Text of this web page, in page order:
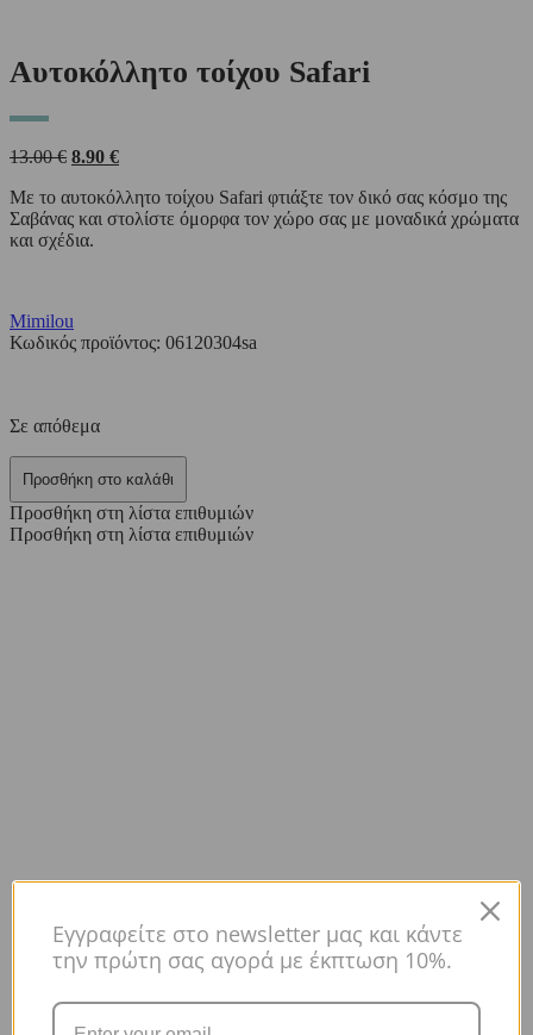
Αυτοκόλλητο τοίχου Safari
13.00€ Original
was:
13.00 €.
8.90 €Η
τιμή
είναι:
Με το αυτοκόλλητο τοίχου Safari φτιάξτε τον δικό σας κόσμο της
Σαβάνας και στολίστε όμορφα τον χώρο σας με μοναδικά χρώματα
και σχέδια.
Mimilou
Κωδικός προϊόντος: 06120304sa
Σε απόθεμα
Προσθήκη στο καλάθι
Προσθήκη στη λίστα επιθυμιών
Προσθήκη στη λίστα επιθυμιών
Εγγραφείτε στο newsletter μας και κάντε
την πρώτη σας αγορά με έκπτωση 10%.